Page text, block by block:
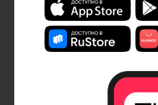
Не вынимайте свежие
увядшие.
Избегайте высоких
Купить букет в ящике в
магазине AzaliaNow